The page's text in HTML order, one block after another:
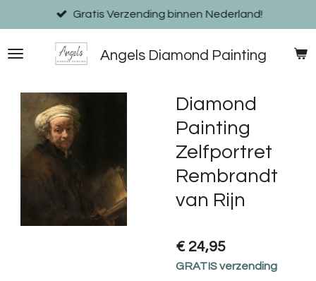
direct
naar
Angels Diamond Painting
Gratis Verzending binnen Nederland!
Diamond
Painting
Zelfportret
Rembrandt
van Rijn
€ 24,95
GRATIS verzending